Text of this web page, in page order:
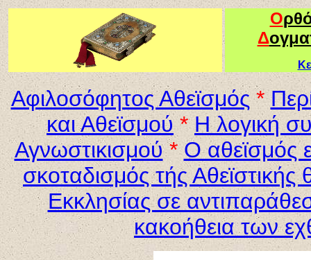
Ο
Δ
Αφιλοσόφητος Αθεϊσμός*
και Αθεϊσμού* Η λογική
Αγνωστικισμού*Ο αθεϊσμός
σκοταδισμός τής Αθεϊστικής
Εκκλησίας σε
κακοήθεια των